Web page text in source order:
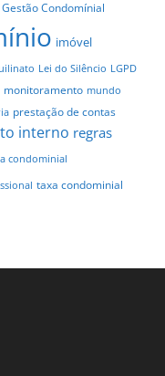
Gestão Condomínial
imóvel
Lei do Silêncio LGPD
monitoramento mundo
prestação de contas
interno regras
condominial
taxa condominial